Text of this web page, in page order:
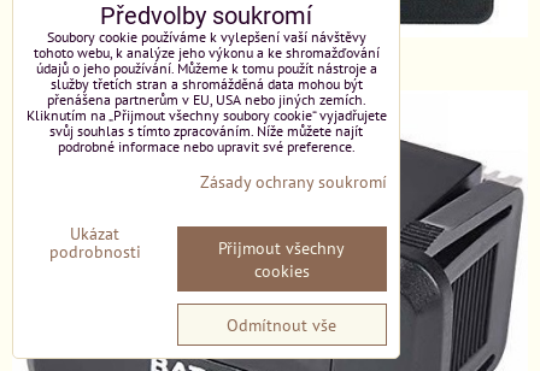
Reg. ot. PWM DC 6-30V, 8A
Předvolby soukromí
Soubory cookie používáme k vylepšení vaší návštěvy
tohoto webu, k analýze jeho výkonu a ke shromažďování
údajů o jeho používání. Můžeme k tomu použít nástroje a
služby třetích stran a shromážděná data mohou být
přenášena partnerům v EU, USA nebo jiných zemích.
Kliknutím na „Přijmout všechny soubory cookie“ vyjadřujete
svůj souhlas s tímto zpracováním. Níže můžete najít
podrobné informace nebo upravit své preference.
Zásady ochrany soukromí
Ukázat
podrobnosti
Přijmout všechny
cookies
Odmítnout vše